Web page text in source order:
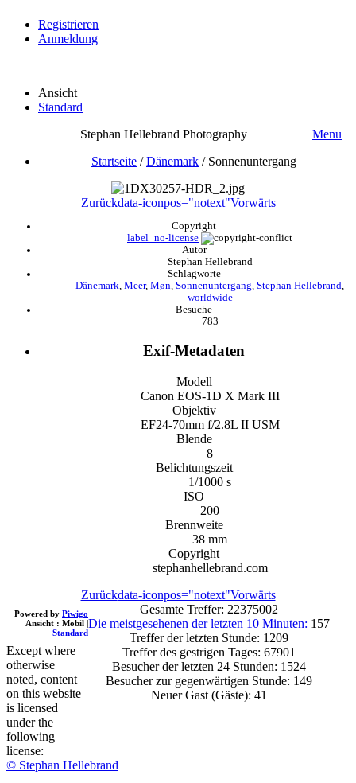
Registrieren
Anmeldung
Ansicht
Standard
Stephan Hellebrand Photography
Menu
Startseite /Dänemark / Sonnenuntergang
Zurückdata-iconpos="notext"Vorwärts
Copyright
label_no-license
Autor
Stephan Hellebrand
Schlagworte
Dänemark Meer, Møn Sonnenuntergang Stephan Hellebrand
worldwide
Besuche
783
Exif-Metadaten
Modell
Canon EOS-1D X Mark III
Objektiv
EF24-70mm f/2.8L II USM
Blende
8
Belichtungszeit
1/1000 s
ISO
200
Brennweite
38 mm
Copyright
stephanhellebrand.com
Zurückdata-iconpos="notext"Vorwärts
Gesamte Treffer: 22375002
Die meistgesehenen der letzten 10 Minuten: 157
Treffer der letzten Stunde: 1209
Treffer des gestrigen Tages: 67901
Besucher der letzten 24 Stunden: 1524
Besucher zur gegenwärtigen Stunde: 149
Neuer Gast (Gäste): 41
Powered by Piwigo
Ansicht : Mobil |
Standard
Except where
otherwise
noted, content
on this website
is licensed
under the
following
license:
© Stephan Hellebrand